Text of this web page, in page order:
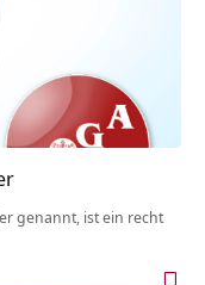
genannt, ist ein recht